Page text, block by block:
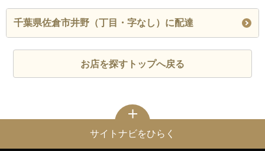
千葉県佐倉市井野（丁目・字なし）に配達
お店を探すトップへ戻る
サイトナビをひらく